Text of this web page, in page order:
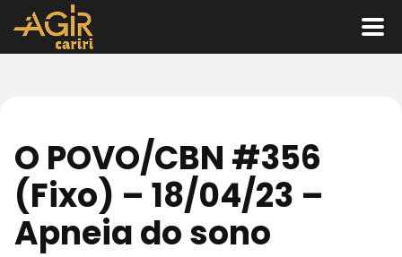
O POVO/CBN #356
(Fixo) – 18/04/23 –
Apneia do sono